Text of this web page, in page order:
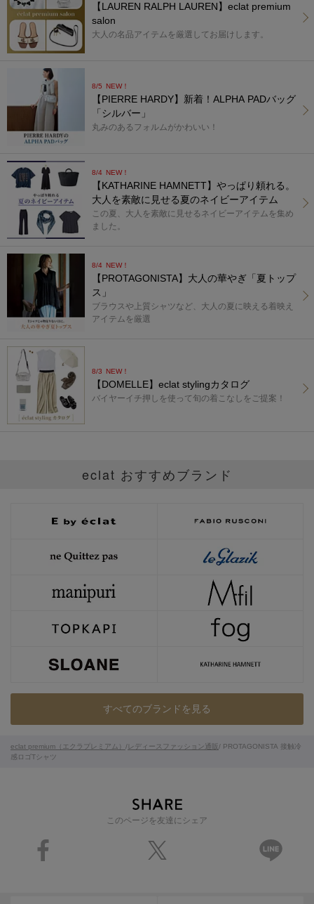
このページを友達にシェア
【LAUREN RALPH LAUREN】eclat premium
salon
大人の名品アイテムを厳選してお届けします。
8/5 NEW！
【PIERRE HARDY】新着！ALPHA PADバッグ
「シルバー」
丸みのあるフォルムがかわいい！
8/4 NEW！
【KATHARINE HAMNETT】やっぱり頼れる。
大人を素敵に見せる夏のネイビーアイテム
この夏、大人を素敵に見せるネイビーアイテムを集め
ました。
8/4 NEW！
【PROTAGONISTA】大人の華やぎ「夏トップ
ス」
ブラウスや上質シャツなど、大人の夏に映える着映え
アイテムを厳選
8/3 NEW！
【DOMELLE】eclat stylingカタログ
バイヤーイチ押しを使って旬の着こなしをご提案！
eclat おすすめブランド
すべてのブランドを見る
eclat premium（エクラプレミアム） / レディースファッション通販/ PROTAGONISTA 接触冷
感ロゴTシャツ